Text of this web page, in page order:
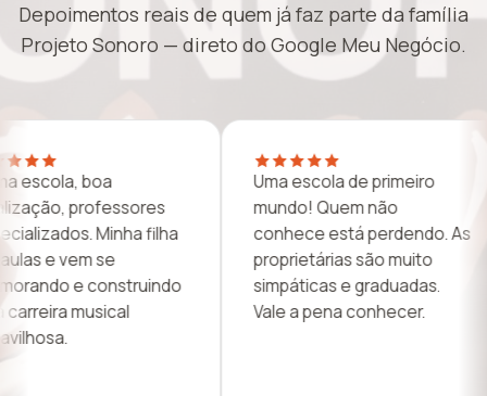
Depoimentos reais de quem já faz parte da família
Projeto Sonoro — direto do Google Meu Negócio.
de primeiro
não
está perdendo. As
são muito
e graduadas.
conhecer.
Sou muito grata por todo o
carinho e ensino que minha
filha recebe. Recomendo
de olhos fechados!